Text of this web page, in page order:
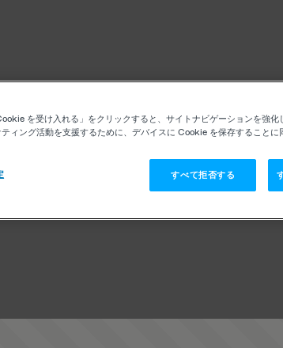
を受け入れる」をクリックすると、サイトナビゲーションを強化
ィング活動を支援するために、デバイスに Cookie を保存することに
すべて拒否する